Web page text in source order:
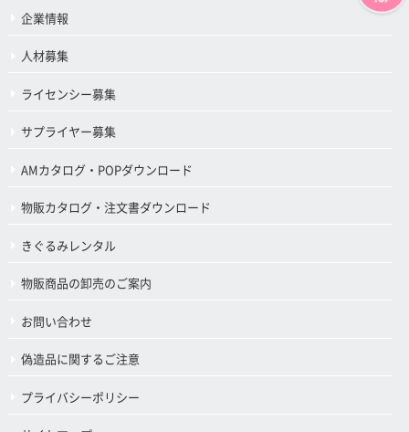
企業情報
人材募集
ライセンシー募集
サプライヤー募集
AMカタログ・POPダウンロード
物販カタログ・注文書ダウンロード
きぐるみレンタル
物販商品の卸売のご案内
お問い合わせ
偽造品に関するご注意
プライバシーポリシー